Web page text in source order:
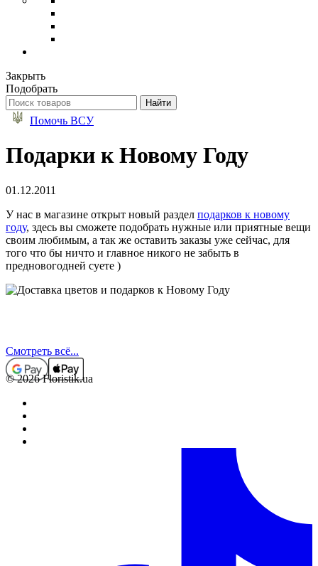
Закрыть
Подобрать
Помочь ВСУ
Подарки к Новому Году
01.12.2011
У нас в магазине открыт новый раздел подарков к новому
году, здесь вы сможете подобрать нужные или приятные вещи
своим любимым, а так же оставить заказы уже сейчас, для
того что бы ничто и главное никого не забыть в
предновогодней суете )
Смотреть всё...
© 2026 Floristik.ua